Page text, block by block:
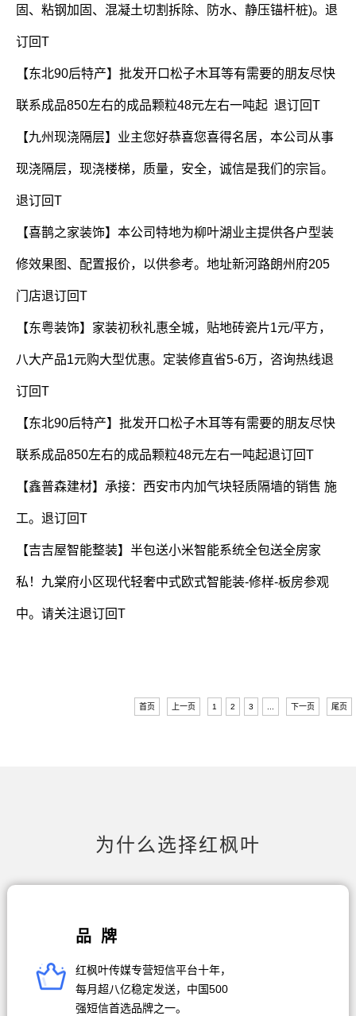
固、粘钢加固、混凝土切割拆除、防水、静压锚杆桩)。退
订回T
【东北90后特产】批发开口松子木耳等有需要的朋友尽快
联系成品850左右的成品颗粒48元左右一吨起 退订回T
【九州现浇隔层】业主您好恭喜您喜得名居，本公司从事
现浇隔层，现浇楼梯，质量，安全，诚信是我们的宗旨。
退订回T
【喜鹊之家装饰】本公司特地为柳叶湖业主提供各户型装
修效果图、配置报价，以供参考。地址新河路朗州府205
门店退订回T
【东粤装饰】家装初秋礼惠全城，贴地砖瓷片1元/平方，
八大产品1元购大型优惠。定装修直省5-6万，咨询热线退
订回T
【东北90后特产】批发开口松子木耳等有需要的朋友尽快
联系成品850左右的成品颗粒48元左右一吨起退订回T
【鑫普森建材】承接：西安市内加气块轻质隔墙的销售 施
工。退订回T
【吉吉屋智能整装】半包送小米智能系统全包送全房家
私！九棠府小区现代轻奢中式欧式智能装-修样-板房参观
中。请关注退订回T
首页 上一页 1 2 3 下一页 尾页
为什么选择红枫叶
品 牌
红枫叶传媒专营短信平台十年，
每月超八亿稳定发送，中国500
强短信首选品牌之一。